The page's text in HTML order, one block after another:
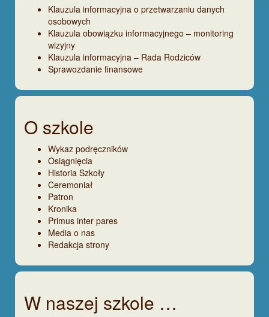
Klauzula informacyjna o przetwarzaniu danych
osobowych
Klauzula obowiązku informacyjnego – monitoring
wizyjny
Klauzula informacyjna – Rada Rodziców
Sprawozdanie finansowe
O szkole
Wykaz podręczników
Osiągnięcia
Historia Szkoły
Ceremoniał
Patron
Kronika
Primus inter pares
Media o nas
Redakcja strony
W naszej szkole …